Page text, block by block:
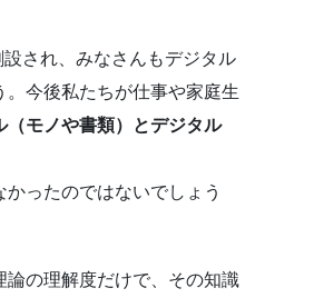
され、みなさんもデジタル
今後私たちが仕事や家庭生
（モノや書類）とデジタル
ったのではないでしょう
の理解度だけで、その知識